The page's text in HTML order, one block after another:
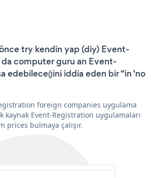
try kendin yap (diy) Event-
computer guru an Event-
edebileceğini iddia eden bir “in 'no
foreign companies uygulama
kaynak Event-Registration uygulamaları
prices bulmaya çalışır.